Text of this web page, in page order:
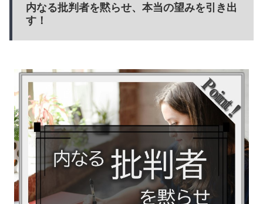
内なる批判者を黙らせ、本当の望みを引き出
す！